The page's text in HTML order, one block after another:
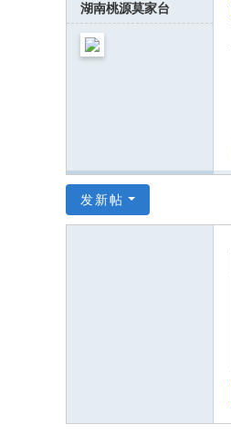
湖南桃源莫家台
发新帖